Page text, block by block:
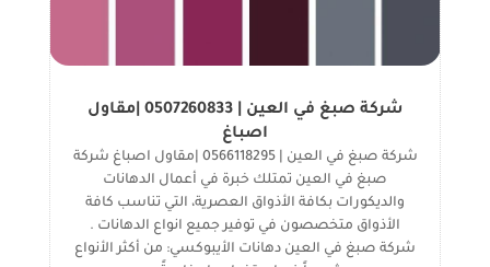
شركة صبغ في العين | 0507260833 |مقاول
اصباغ
شركة صبغ في العين | 0566118295 |مقاول اصباغ شركة
صبغ في العين تمتلك خبرة في أعمال الدهانات
والديكورات بكافة الأذواق العصرية، التي تناسب كافة
الأذواق متخصصون في توفير جميع انواع الدهانات .
شركة صبغ في العين دهانات الأيبوكسي: من أكثر الأنواع